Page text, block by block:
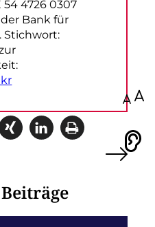
4726 0307
Bank für
Stichwort:
Vorlesen